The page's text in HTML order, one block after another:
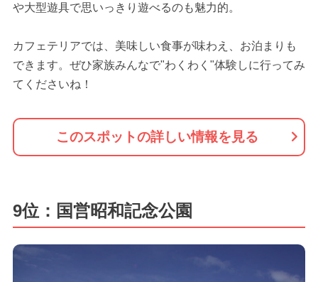
や大型遊具で思いっきり遊べるのも魅力的。
カフェテリアでは、美味しい食事が味わえ、お泊まりも
できます。ぜひ家族みんなで"わくわく"体験しに行ってみ
てくださいね！
このスポットの詳しい情報を見る
9位：国営昭和記念公園